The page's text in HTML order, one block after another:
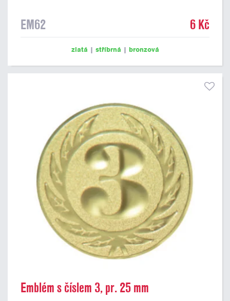
EM62 6 Kč
zlatá | stříbrná | bronzová
Emblém s číslem 3, pr. 25 mm